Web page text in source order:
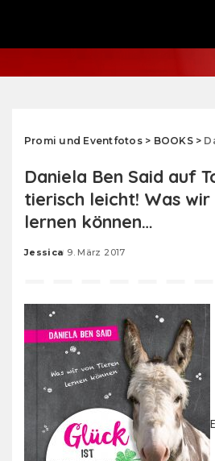
Promi und Eventfotos> BOOKS>
Daniela Ben Said auf
tierisch leicht! Was wir
lernen können…
Posted
Jessica 9. März 2017